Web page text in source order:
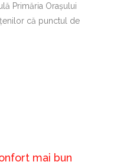
Primăria Orașului
că punctul de
mai bun